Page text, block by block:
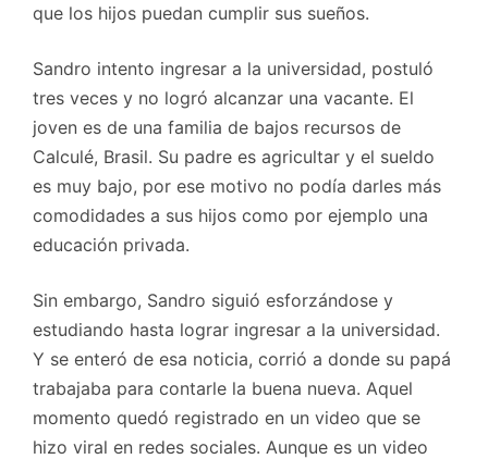
que los hijos puedan cumplir sus sueños.
Sandro intento ingresar a la universidad, postuló
tres veces y no logró alcanzar una vacante. El
joven es de una familia de bajos recursos de
Calculé, Brasil. Su padre es agricultar y el sueldo
es muy bajo, por ese motivo no podía darles más
comodidades a sus hijos como por ejemplo una
educación privada.
Sin embargo, Sandro siguió esforzándose y
estudiando hasta lograr ingresar a la universidad.
Y se enteró de esa noticia, corrió a donde su papá
trabajaba para contarle la buena nueva. Aquel
momento quedó registrado en un video que se
hizo viral en redes sociales. Aunque es un video